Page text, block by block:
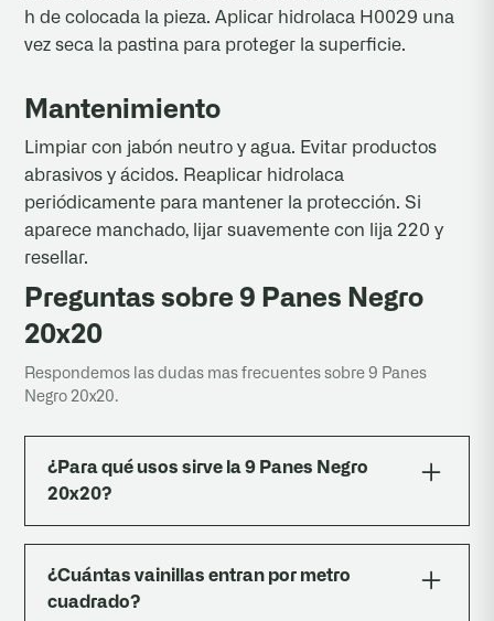
h de colocada la pieza. Aplicar hidrolaca H0029 una
vez seca la pastina para proteger la superficie.
Mantenimiento
Limpiar con jabón neutro y agua. Evitar productos
abrasivos y ácidos. Reaplicar hidrolaca
periódicamente para mantener la protección. Si
aparece manchado, lijar suavemente con lija 220 y
resellar.
Preguntas sobre 9 Panes Negro
20x20
Respondemos las dudas mas frecuentes sobre 9 Panes
Negro 20x20.
¿Para qué usos sirve la 9 Panes Negro
20x20?
exteriores (baños, cocinas, fachadas, locales) y
también para colocar como piso en exteriores
¿Cuántas vainillas entran por metro
cuadrado?